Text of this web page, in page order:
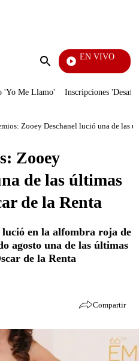
Enviar
EN VIVO
Rafael Orozco
'Yo Me Llamo' Inscripciones
Zooey Deschanel lució una de las
Zooey
de las últimas
de la Renta
en la alfombra roja de
agosto una de las últimas
de la Renta
Compartir